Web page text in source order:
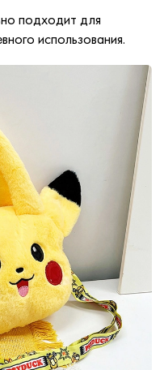
подходит для
использования.